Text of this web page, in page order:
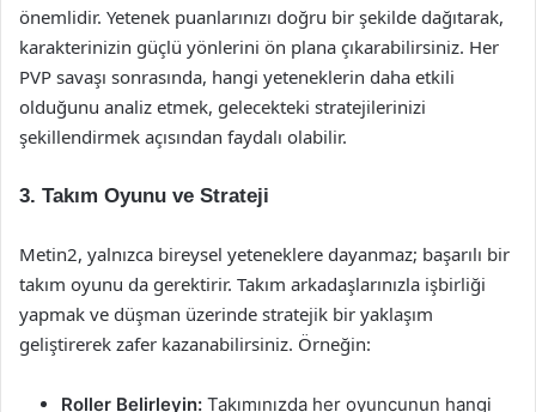
önemlidir. Yetenek puanlarınızı doğru bir şekilde dağıtarak,
karakterinizin güçlü yönlerini ön plana çıkarabilirsiniz. Her
PVP savaşı sonrasında, hangi yeteneklerin daha etkili
olduğunu analiz etmek, gelecekteki stratejilerinizi
şekillendirmek açısından faydalı olabilir.
3. Takım Oyunu ve Strateji
Metin2, yalnızca bireysel yeteneklere dayanmaz; başarılı bir
takım oyunu da gerektirir. Takım arkadaşlarınızla işbirliği
yapmak ve düşman üzerinde stratejik bir yaklaşım
geliştirerek zafer kazanabilirsiniz. Örneğin:
Roller Belirleyin: Takımınızda her oyuncunun hangi